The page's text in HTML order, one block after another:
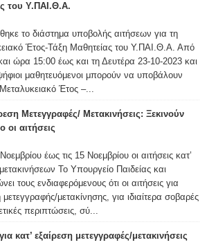
του Υ.ΠΑΙ.Θ.Α.
το διάστημα υποβολής αιτήσεων για τη
Έτος-Τάξη Μαθητείας του Υ.ΠΑΙ.Θ.Α. Από
ώρα 15:00 έως και τη Δευτέρα 23-10-2023 και
μαθητευόμενοι μπορούν να υποβάλουν
Έτος –...
Μετεγγραφές/ Μετακινήσεις: Ξεκινούν
οι αιτήσεις
έως τις 15 Νοεμβρίου οι αιτήσεις κατ’
Το Υπουργείο Παιδείας και
τους ενδιαφερόμενους ότι οι αιτήσεις για
μετακίνησης, για ιδιαίτερα σοβαρές
περιπτώσεις, σύ...
κατ’ εξαίρεση μετεγγραφές/μετακινήσεις